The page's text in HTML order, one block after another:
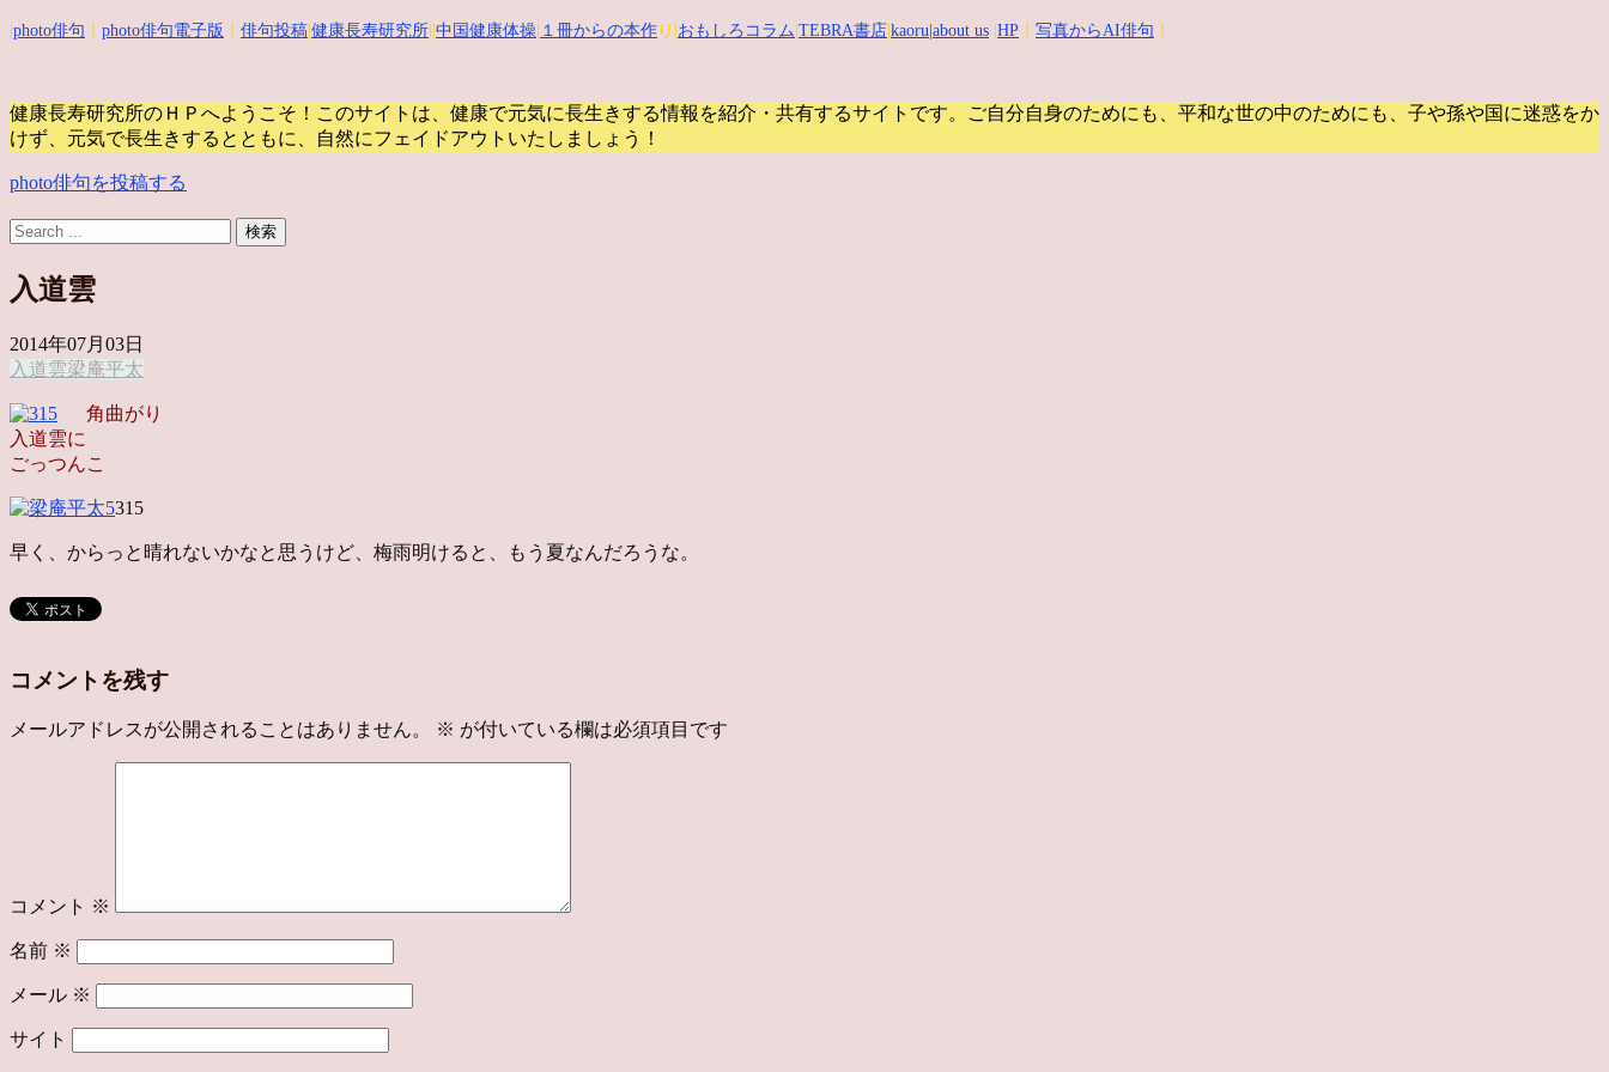
photo俳句 photo俳句電子版 俳句投稿 健康長寿研究所 中国健康体操 １冊からの本作 り| おもしろコラム TEBRA書店 kaoru |about us HP 写真からAI俳句
健康長寿研究所のＨＰへようこそ！このサイトは、健康で元気に長生きする情報を紹介・共有するサイトです。
ご自分自身のためにも、平和な世の中のためにも、子や孫や国に迷惑をか
けず、元気で長生きするとともに、自然にフェイドアウトいたしましょう！
photo俳句を投稿する
入道雲
2014年07月03日
入道雲梁庵平太
角曲がり
入道雲に
ごっつんこ
315
早く、からっと晴れないかなと思うけど、梅雨明けると、もう夏なんだろうな。
コメントを残す
メールアドレスが公開されることはありません。 ※ が付いている欄は必須項目です
コメント ※
名前 ※
メール ※
サイト